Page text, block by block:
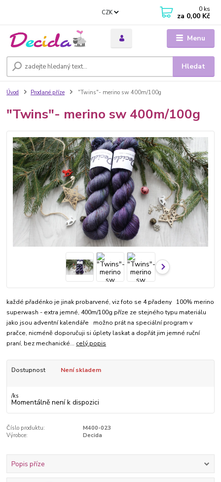
Menu
CZK
Hledat
0 ks
za 0,00 Kč
Úvod Prodané příze "Twins"- merino sw 400m/100g
"Twins"- merino sw 400m/100g
každé přadénko je jinak probarvené, viz foto se 4 přadeny 100% merino
superwash - extra jemné, 400m/100g příze ze stejného typu materiálu
jako jsou adventní kalendáře možno prát na speciální program v
pračce, nicméně doporučuji si úplety laskat a dopřát jim jemné ruční
praní, bez mechanické... celý popis
Dostupnost Není skladem
/ks
Momentálně není k dispozici
Číslo produktu:
M400-023
Výrobce:
Decida
Popis příze